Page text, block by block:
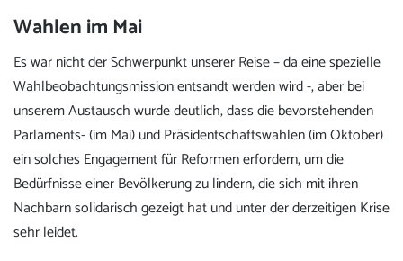
Wahlen im Mai
Es war nicht der Schwerpunkt unserer Reise – da eine spezielle
Wahlbeobachtungsmission entsandt werden wird -, aber bei
unserem Austausch wurde deutlich, dass die bevorstehenden
Parlaments- (im Mai) und Präsidentschaftswahlen (im Oktober)
ein solches Engagement für Reformen erfordern, um die
Bedürfnisse einer Bevölkerung zu lindern, die sich mit ihren
Nachbarn solidarisch gezeigt hat und unter der derzeitigen Krise
sehr leidet.